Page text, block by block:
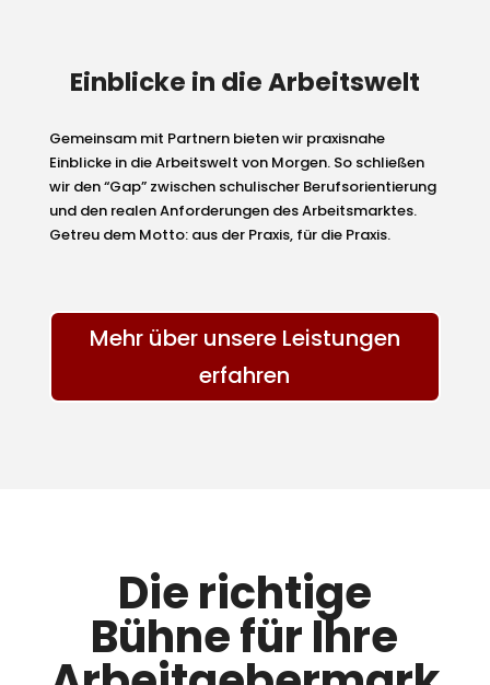
Einblicke in die Arbeitswelt
Gemeinsam mit Partnern bieten wir praxisnahe
Einblicke in die Arbeitswelt von Morgen. So schließen
wir den “Gap” zwischen schulischer Berufsorientierung
und den realen Anforderungen des Arbeitsmarktes.
Getreu dem Motto: aus der Praxis, für die Praxis.
Mehr über unsere Leistungen
erfahren
Die richtige
Bühne für Ihre